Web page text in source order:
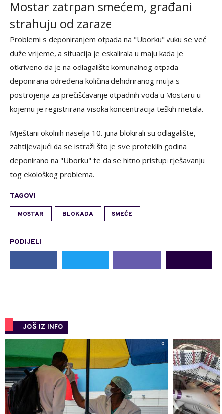
Mostar zatrpan smećem, građani
strahuju od zaraze
Problemi s deponiranjem otpada na "Uborku" vuku se već
duže vrijeme, a situacija je eskalirala u maju kada je
otkriveno da je na odlagalište komunalnog otpada
deponirana određena količina dehidriranog mulja s
postrojenja za prečišćavanje otpadnih voda u Mostaru u
kojemu je registrirana visoka koncentracija teških metala.
Mještani okolnih naselja 10. juna blokirali su odlagalište,
zahtijevajući da se istraži što je sve proteklih godina
deponirano na "Uborku" te da se hitno pristupi rješavanju
tog ekološkog problema.
TAGOVI
MOSTAR BLOKADA SMEĆE
PODIJELI
JOŠ IZ INFO
0